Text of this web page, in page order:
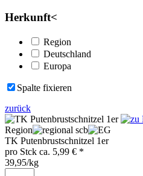
Herkunft<
Region
Deutschland
Europa
Spalte fixieren
zurück
Region
scb
TK Putenbrustschnitzel 1er
pro Stck ca. 5,99 € *
39,95/kg